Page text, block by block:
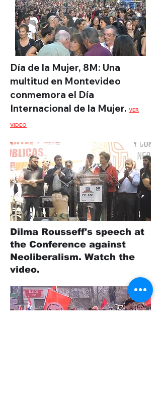
Día de la Mujer, 8M: Una
multitud en Montevideo
conmemora el Día
Internacional de la Mujer. VER
VIDEO
Dilma Rousseff's speech at
the Conference against
Neoliberalism. Watch the
video.